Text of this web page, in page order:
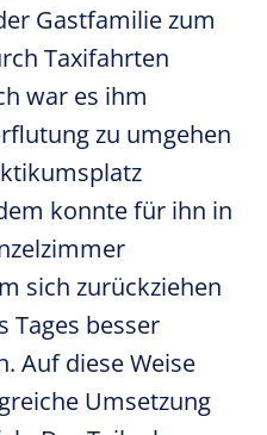
Gastfamilie zum
Taxifahrten
war es ihm
zu umgehen
konnte für ihn in
sich zurückziehen
Tages besser
Auf diese Weise
Umsetzung